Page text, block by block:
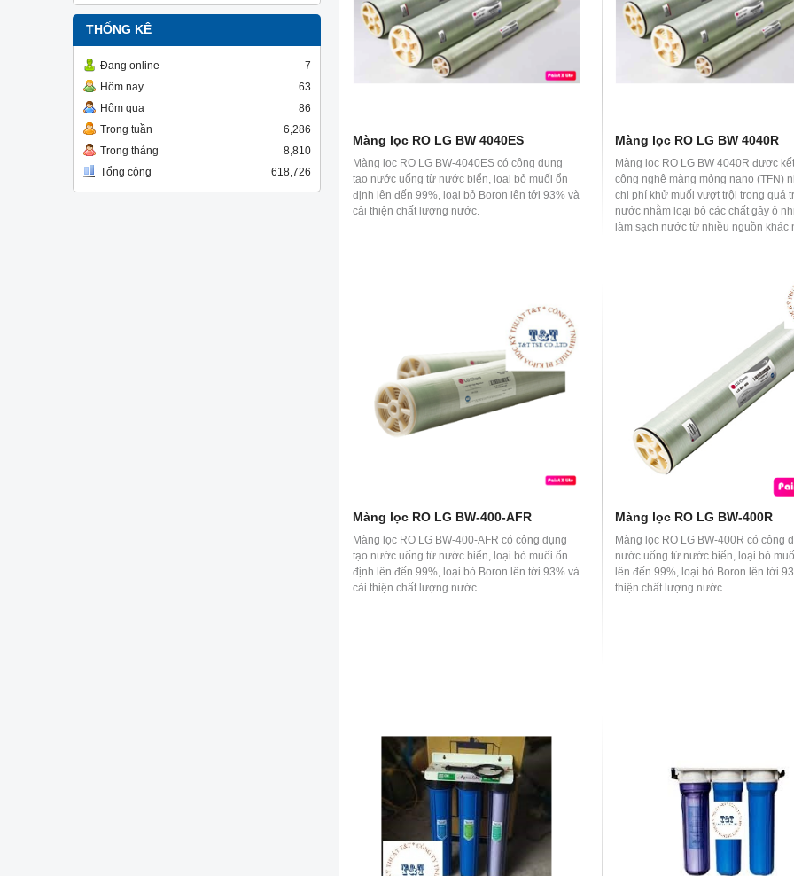
THỐNG KÊ
Đang online
7
Hôm nay
63
Hôm qua
86
Trong tuần
6,286
Trong tháng
8,810
Tổng cộng
618,726
Màng lọc RO LG BW 4040ES
Màng lọc RO LG BW-4040ES có công dụng
tạo nước uống từ nước biển, loại bỏ muối ổn
định lên đến 99%, loại bỏ Boron lên tới 93% và
cải thiện chất lượng nước.
Màng lọc RO LG BW 4040R
Màng lọc RO LG BW 4040R được
công nghệ màng mỏng nano (TFN)
chi phí khử muối vượt trội trong quá
nước nhằm loại bỏ các chất gây ô
làm sạch nước từ nhiều nguồn khác
Màng lọc RO LG BW-400-AFR
Màng lọc RO LG BW-400-AFR có công dụng
tạo nước uống từ nước biển, loại bỏ muối ổn
định lên đến 99%, loại bỏ Boron lên tới 93% và
cải thiện chất lượng nước.
Màng lọc RO LG BW-400R
Màng lọc RO LG BW-400R có công
nước uống từ nước biển, loại bỏ
lên đến 99%, loại bỏ Boron lên tới
thiện chất lượng nước.